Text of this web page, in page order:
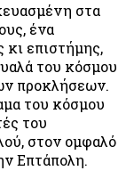
στα
ένα
κι επιστήμης,
του κόσμου
προκλήσεων.
του κόσμου
του
στον ομφαλό
Επτάπολη.